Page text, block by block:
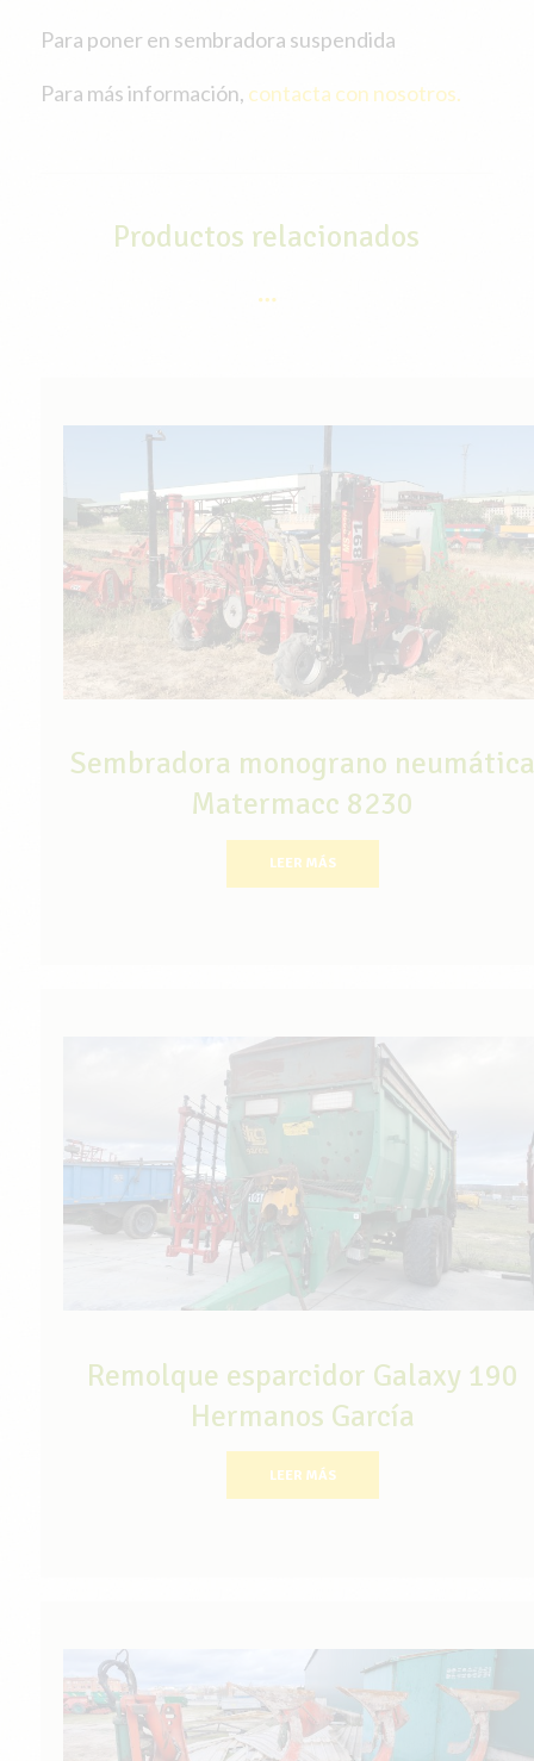
Para poner en sembradora suspendida
Para más información, contacta con nosotros.
Productos relacionados
Sembradora monograno neumática
Matermacc 8230
LEER MÁS
Remolque esparcidor Galaxy 190
Hermanos García
LEER MÁS